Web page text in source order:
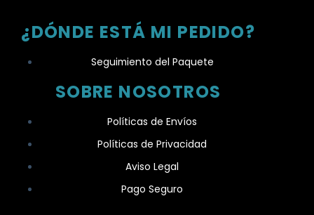
¿DÓNDE ESTÁ MI PEDIDO?
Seguimiento del Paquete
SOBRE NOSOTROS
Políticas de Envíos
Políticas de Privacidad
Aviso Legal
Pago Seguro